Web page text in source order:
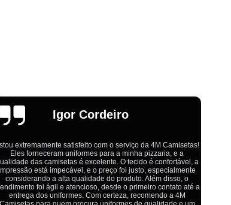
Private Label Camisetas Streetwear Goiás
Private Label Moda Fitness Mato
Private Label Roupas Femininas Recife
Private Label Têxtil Moda Infantil Brasília
Private Label
Private Label
Emília
Ótimo atendimento,todos muito educados, prestativos e que
colocam o cliente em primeiro lugar. Qualquer lugar tem
problemas,isso é fato, mas aqui na 4M tudo é resolvido com
calma e de forma que todos saem ganhando no final.